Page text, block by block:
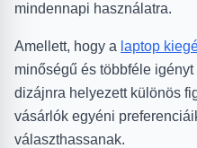
mindennapi használatra.
Amellett, hogy a laptop
minőségű és többféle
dizájnra helyezett különös
vásárlók egyéni
választhassanak.